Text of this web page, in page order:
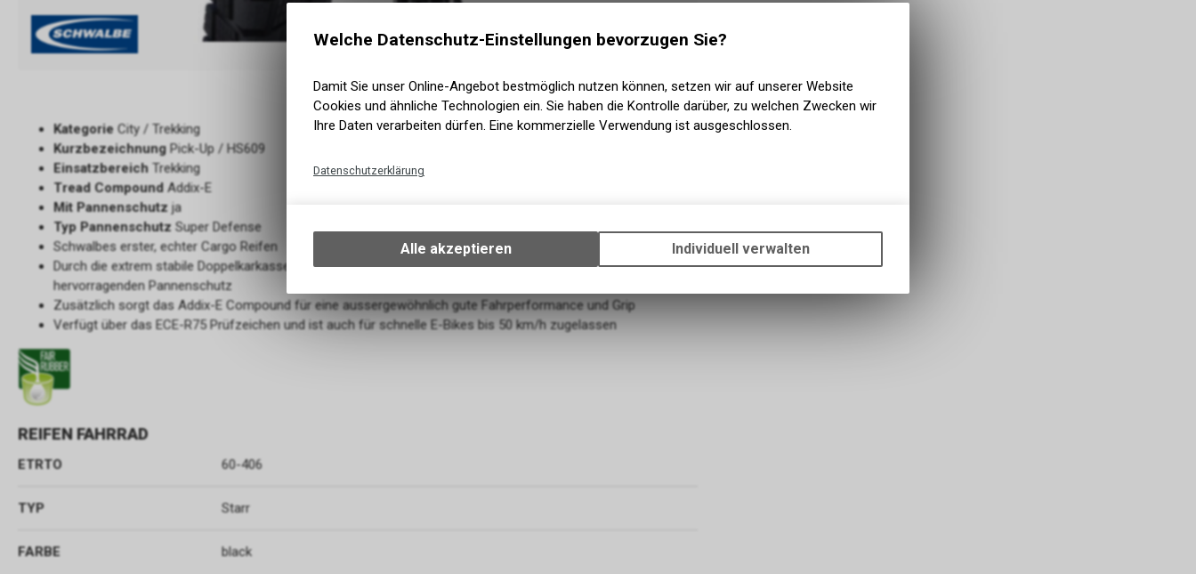
KategorieCity / Trekking
Kurzbezeichnung Pick-Up / HS609
Einsatzbereich Trekking
Tread Compound Addix-E
Mit Pannenschutz ja
Typ Pannenschutz Super Defense
Schwalbes erster, echter Cargo Reifen
Durch die extrem stabile Doppelkarkasse wird der Pick-Up zum wahren Lastentier und bietet gleichzeitig einen
hervorragenden Pannenschutz
Zusätzlich sorgt das Addix-E Compound für eine aussergewöhnlich gute Fahrperformance und Grip
Verfügt über das ECE-R75 Prüfzeichen und ist auch für schnelle E-Bikes bis 50 km/h zugelassen
REIFEN FAHRRAD
ETRTO 60-406
TYP Starr
FARBE black
Welche Datenschutz-Einstellungen bevorzugen Sie?
Damit Sie unser Online-Angebot bestmöglich nutzen können, setzen wir auf unserer Website
Cookies und ähnliche Technologien ein. Sie haben die Kontrolle darüber, zu welchen Zwecken wir
Ihre Daten verarbeiten dürfen. Eine kommerzielle Verwendung ist ausgeschlossen.
Datenschutzerklärung
Ihrem Gerät, um die grundlegenden Funktionen unseres Online-Angebots, wie die
Verwendung des Warenkorbs, zu ermöglichen. Bitte beachten Sie, dass die
zulassen.
Alle akzeptieren Individuell verwalten